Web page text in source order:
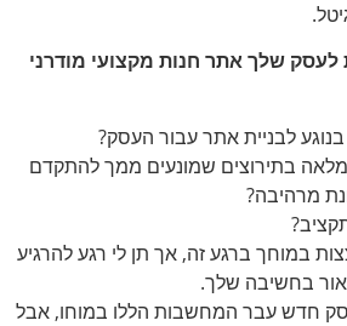
לעסק שלך אתר חנות מקצועי מודרני
לבניית אתר עבור העסק?
בתירוצים שמונעים ממך להתקדם
מרהיבה?
במוחך ברגע זה, אך תן לי רגע להרגיע
אור בחשיבה שלך.
חדש עבר המחשבות הללו במוחו, אבל